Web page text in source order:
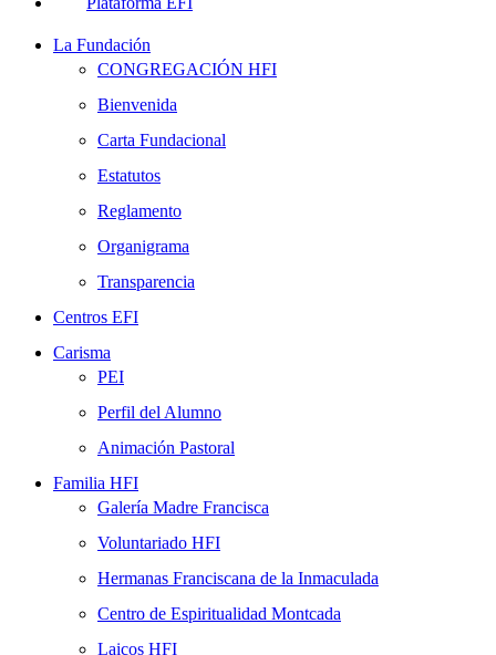
La Fundación
CONGREGACIÓN HFI
Bienvenida
Carta Fundacional
Estatutos
Reglamento
Organigrama
Transparencia
Centros EFI
Carisma
PEI
Perfil del Alumno
Animación Pastoral
Familia HFI
Galería Madre Francisca
Voluntariado HFI
Hermanas Franciscana de la Inmaculada
Centro de Espiritualidad Montcada
Laicos HFI